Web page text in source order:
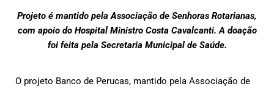
Projeto é mantido pela Associação de Senhoras Rotarianas,
com apoio do Hospital Ministro Costa Cavalcanti. A doação
foi feita pela Secretaria Municipal de Saúde.
O projeto Banco de Perucas, mantido pela Associação de